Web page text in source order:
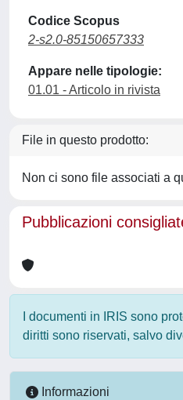
Codice Scopus
2-s2.0-85150657333
Appare nelle tipologie:
01.01 - Articolo in rivista
File in questo prodotto:
Non ci sono file associati a
Pubblicazioni
I documenti in IRIS sono
diritti sono riservati, salvo
Informazioni